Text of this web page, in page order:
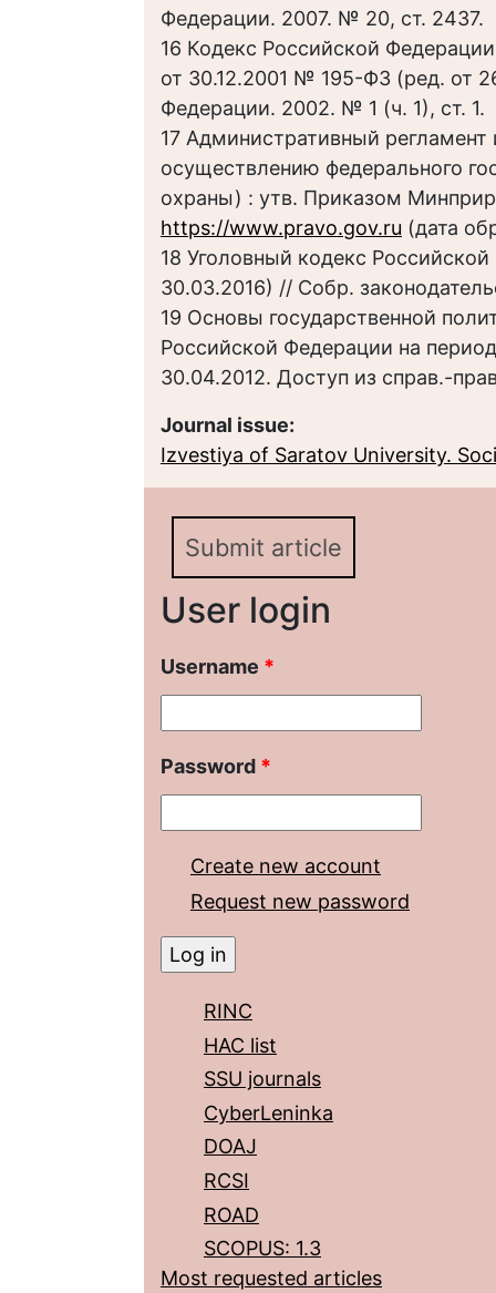
Федерации. 2007. № 20, ст. 2437.
16 Кодекс Российской
от 30.12.2001 № 195-ФЗ (ред. от
Федерации. 2002. № 1 (ч. 1), ст. 1.
17 Административный регламент
осуществлению федерального
охраны) : утв. Приказом
https://www.pravo.gov.ru (дата
18 Уголовный кодекс
30.03.2016) // Собр.
19 Основы государственной
Российской Федерации на
30.04.2012. Доступ из справ.-
Journal issue:
Izvestiya of Saratov University.
Submit article
User login
Username *
Password *
Create new account
Request new password
RINC
HAC list
SSU journals
CyberLeninka
DOAJ
RCSI
ROAD
SCOPUS: 1.3
Most requested articles